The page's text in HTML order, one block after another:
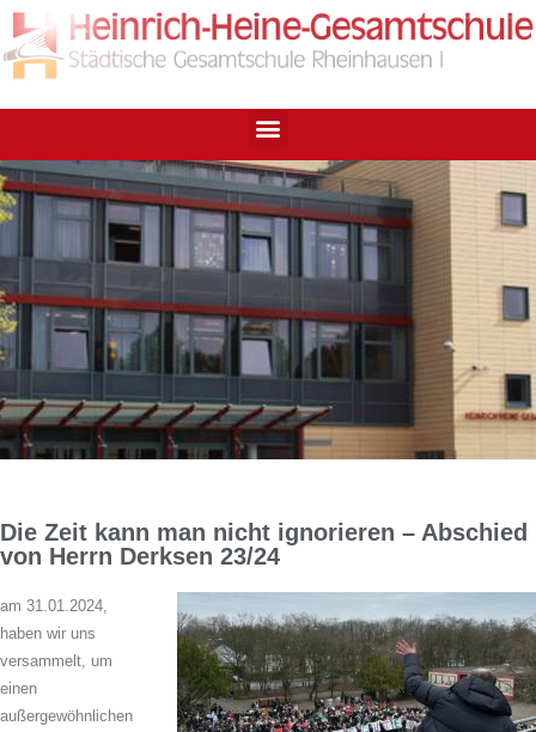
Die Zeit kann man nicht ignorieren – Abschied
von Herrn Derksen 23/24
am 31.01.2024,
haben wir uns
versammelt, um
einen
außergewöhnlichen